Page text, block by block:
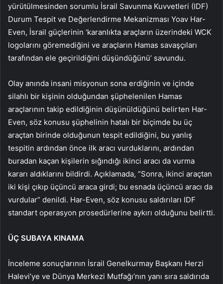
yürütülmesinden sorumlu İsrail Savunma Kuvvetleri (IDF)
Durum Tespit ve Değerlendirme Mekanizması Yoav Har-
Even, İsrail güçlerinin ‘karanlıkta araçların üzerindeki WCK
logolarını göremediğini ve araçların Hamas savaşçıları
tarafından ele geçirildiğini düşündüğünü’ savundu.
Olay anında insani misyonun sona erdiğinin ve içinde
silahlı bir kişinin olduğundan şüphelenilen Hamas
araçlarının takip edildiğinin düşünüldüğünü belirten Har-
Even, söz konusu şüphelinin hatalı bir biçimde bu üç
araçtan birinde olduğunun tespit edildiğini, bu yanlış
tespitin ardından önce ilk aracı vurduklarını, ardından
buradan kaçan kişilerin sığındığı ikinci aracı da vurma
kararı aldıklarını bildirdi. Açıklamada, “Sonra, ikinci araçtan
iki kişi çıkıp üçüncü araca girdi; bu esnada üçüncü aracı da
vurdular” denildi. Har-Even, söz konusu saldırıları IDF
standart operasyon prosedürlerine aykırı olduğunu belirtti.
ÜÇ SUBAYA KINAMA
İnceleme sonuçlarının İsrail Genelkurmay Başkanı Herzi
Halevi’ye ve Dünya Merkezi Mutfağı’nın yanı sıra saldırıda